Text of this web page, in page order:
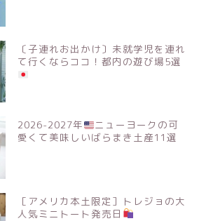
〔子連れお出かけ〕未就学児を連れ
て行くならココ！都内の遊び場5選
2026-2027年
ニューヨークの可
愛くて美味しいばらまき土産11選
［アメリカ本土限定］トレジョの大
人気ミニトート発売日